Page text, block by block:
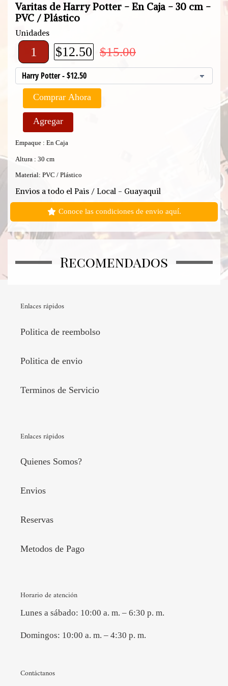
Varitas de Harry Potter - En Caja - 30 cm -
PVC / Plástico
Unidades
$12.50 $15.00
Comprar Ahora
Agregar
Empaque : En Caja
Altura : 30 cm
Material: PVC / Plástico
Envios a todo el Pais / Local - Guayaquil
Conoce las condiciones de envio aquí.
Recomendados
Enlaces rápidos
Politica de reembolso
Politica de envio
Terminos de Servicio
Enlaces rápidos
Quienes Somos?
Envios
Reservas
Metodos de Pago
Horario de atención
Lunes a sábado: 10:00 a. m. – 6:30 p. m.
Domingos: 10:00 a. m. – 4:30 p. m.
Contáctanos